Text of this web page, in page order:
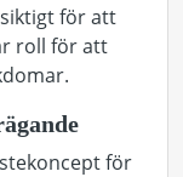
för att
roll för att
för